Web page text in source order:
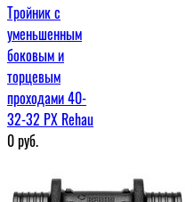
Тройник с
уменьшенным
боковым и
торцевым
проходами 40-
32-32 PX Rehau
0руб.